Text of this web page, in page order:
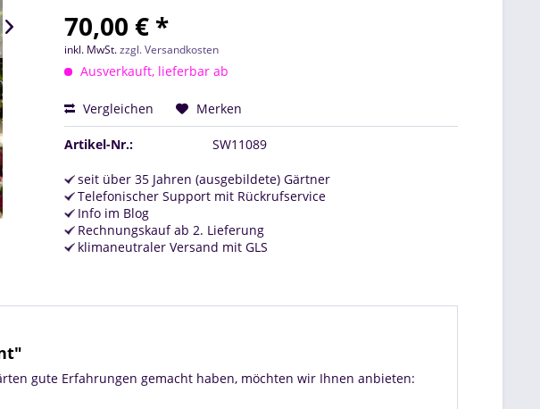
70,00 € *
inkl. MwSt.zzgl. Versandkosten
Ausverkauft, lieferbar ab
Vergleichen Merken
Artikel-Nr.: SW11089
seit über 35 Jahren (ausgebildete) Gärtner
Telefonischer Support mit Rückrufservice
Info im Blog
Rechnungskauf ab 2. Lieferung
klimaneutraler Versand mit GLS
gute Erfahrungen gemacht haben, möchten wir Ihnen anbieten: